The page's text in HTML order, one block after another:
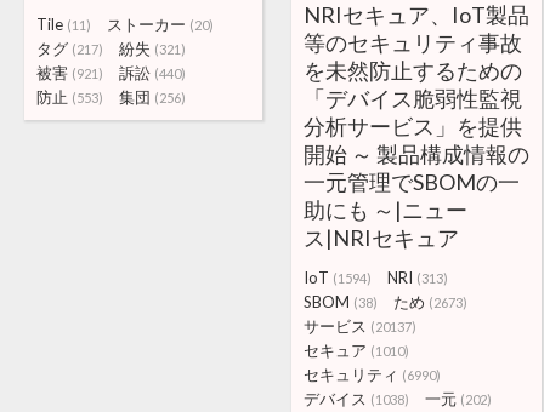
Tile (11) ストーカー (20)
タグ (217) 紛失 (321)
被害 (921) 訴訟 (440)
防止 (553) 集団 (256)
NRIセキュア、IoT製品
等のセキュリティ事故
を未然防止するための
「デバイス脆弱性監視
分析サービス」を提供
開始 ～ 製品構成情報の
一元管理でSBOMの一
助にも ～|ニュー
ス|NRIセキュア
IoT (1594) NRI (313)
SBOM (38) ため (2673)
サービス (20137)
セキュア (1010)
セキュリティ (6990)
デバイス (1038) 一元 (202)